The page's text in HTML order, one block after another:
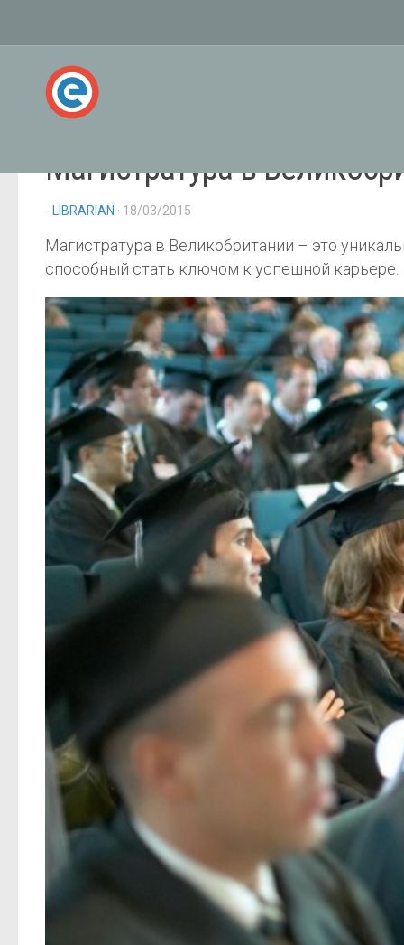
Магистратура в
- LIBRARIAN · 18/03/2015
Магистратура в Великобритании – это
способный стать ключом к успешной карьере.